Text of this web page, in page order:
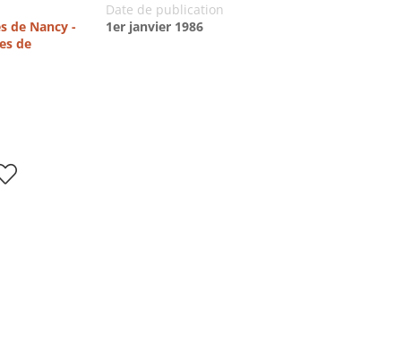
de Nancy -
de
Date de publication
1er janvier 1986